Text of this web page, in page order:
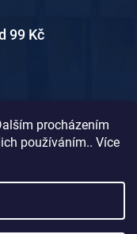
procházením
používáním.. Více
99 Kč
119 Kč